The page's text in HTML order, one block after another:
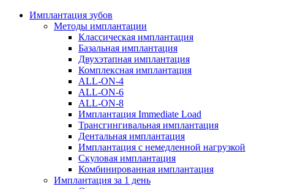
Имплантация зубов
Методы имплантации
Классическая имплантация
Базальная имплантация
Двухэтапная имплантация
Комплексная имплантация
ALL-ON-4
ALL-ON-6
ALL-ON-8
Имплантация Immediate Load
Трансгингивальная имплантация
Дентальная имплантация
Имплантация с немедленной нагрузкой
Скуловая имплантация
Комбинированная имплантация
Имплантация за 1 день